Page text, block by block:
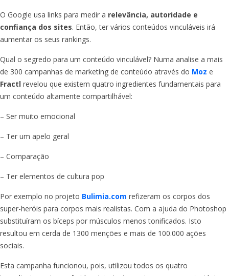
O Google usa links para medir a relevância, autoridade e
confiança dos sites. Então, ter vários conteúdos vinculáveis irá
aumentar os seus rankings.
Qual o segredo para um conteúdo vinculável? Numa analise a mais
de 300 campanhas de marketing de conteúdo através do Moz e
Fractl revelou que existem quatro ingredientes fundamentais para
um conteúdo altamente compartilhável:
– Ser muito emocional
– Ter um apelo geral
– Comparação
– Ter elementos de cultura pop
Por exemplo no projeto Bulimia.com refizeram os corpos dos
super-heróis para corpos mais realistas. Com a ajuda do Photoshop
substituíram os bíceps por músculos menos tonificados. Isto
resultou em cerda de 1300 menções e mais de 100.000 ações
sociais.
Esta campanha funcionou, pois, utilizou todos os quatro